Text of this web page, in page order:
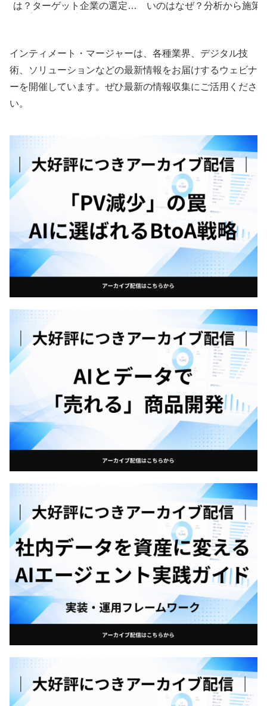
は？ターゲット企業の選定と
いのはなぜ？分析から施策
インティメート・マージャーは、各種業界、デジタル技
術、ソリューションなどの最新情報をお届けするウェビナ
ーを開催しています。ぜひ最新の情報収集にご活用くださ
い。